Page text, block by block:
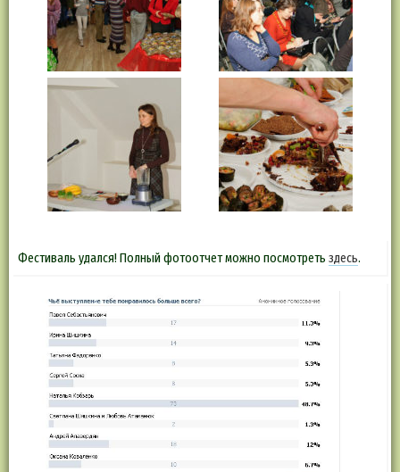
Фестиваль удался! Полный фотоотчет можно посмотреть здесь.